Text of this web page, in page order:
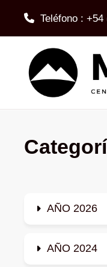
Teléfono : +54
AÑO 2026
AÑO 2024